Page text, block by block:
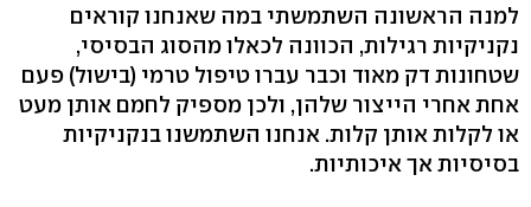
למנה הראשונה השתמשתי במה שאנחנו קוראים
נקניקיות רגילות, הכוונה לכאלו מהסוג הבסיסי,
שטחונות דק מאוד וכבר עברו טיפול טרמי (בישול) פעם
אחת אחרי הייצור שלהן, ולכן מספיק לחמם אותן מעט
או לקלות אותן קלות. אנחנו השתמשנו בנקניקיות
בסיסיות אך איכותיות.